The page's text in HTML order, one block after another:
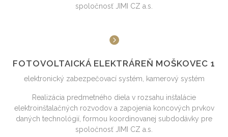
spoločnosť JIMI CZ a.s.
FOTOVOLTAICKÁ ELEKTRÁREŇ MOŠKOVEC 1
elektronický zabezpečovací systém, kamerový systém
Realizácia predmetného diela v rozsahu inštalácie
elektroinštalačných rozvodov a zapojenia koncových prvkov
daných technológií, formou koordinovanej subdodávky pre
spoločnosť JIMI CZ a.s.